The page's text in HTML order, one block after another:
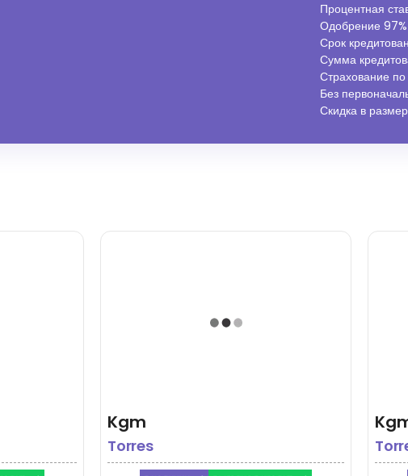
Процентная
Одобрение
Срок
Сумма
Страхование
Без
Скидка в
Kgm
Torres